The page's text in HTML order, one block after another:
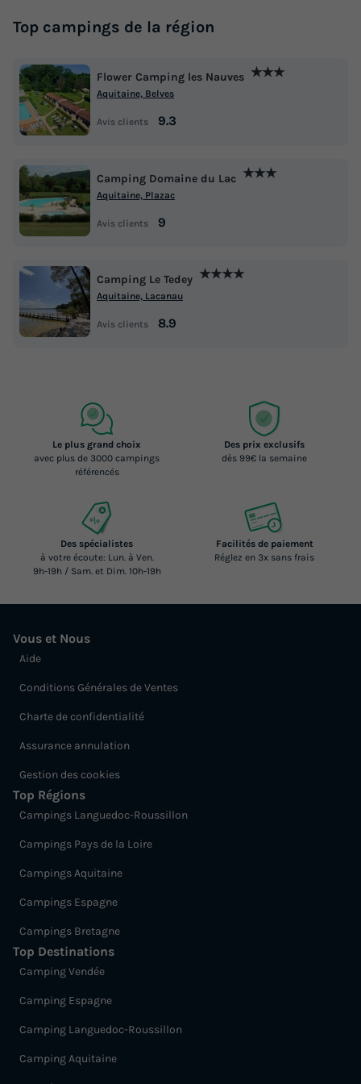
Surface Adultes Chambres
Terrasse couverte Accès wifi Animaux autorisés *
Cafetière
MOBILHOME 8 personnes - Mobil-home Aqua Premium 41
m² - 3 chambres 6/8 pers
du24/10/2026
Modifier les dates
469 €
398,65 €
MOBILHOME 6 personnes - Mobil-home
Premium Evasion 45m² (3 chambres) 6
Surface
Terrasse semi-couverte Accès wifi
Cafetière Lave-vaisselle
+ 6
MOBILHOME 6 personnes - Mobil-home Premium Evasion
45m² (3 chambres) 6 pers
du11/09/2026au18/09/2026
Meilleur prix pour 7 nuits
Top campings de la région
Flower Camping les Nauves ★★★
Aquitaine, Belves
Avis clients 9.3
Camping Domaine du Lac ★★★
Aquitaine, Plazac
Avis clients 9
Camping Le Tedey ★★★★
Aquitaine, Lacanau
Avis clients 8.9
Le plus grand choix
avec plus de 3000 campings
référencés
Des prix exclusifs
dès 99€ la semaine
Des spécialistes
à votre écoute: Lun. à Ven.
9h-19h / Sam. et Dim. 10h-19h
Facilités de paiement
Réglez en 3x sans frais
Vous et Nous
Aide
Conditions Générales de Ventes
Charte de confidentialité
Assurance annulation
Gestion des cookies
Top Régions
Campings Languedoc-Roussillon
Campings Pays de la Loire
Campings Aquitaine
Campings Espagne
Campings Bretagne
Top Destinations
Camping Vendée
Camping Espagne
Camping Languedoc-Roussillon
Camping Aquitaine